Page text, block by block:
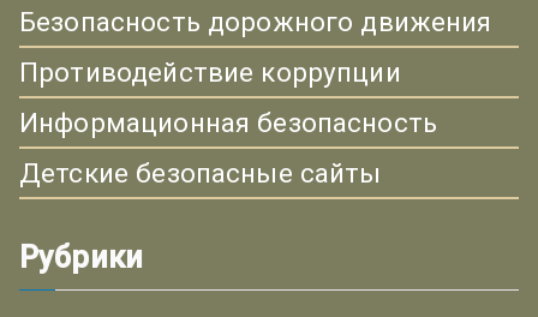
Безопасность дорожного движения
Противодействие коррупции
Информационная безопасность
Детские безопасные сайты
Рубрики